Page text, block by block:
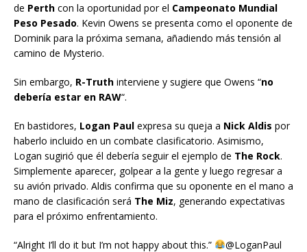
de Perth con la oportunidad por el Campeonato Mundial
Peso Pesado. Kevin Owens se presenta como el oponente de
Dominik para la próxima semana, añadiendo más tensión al
camino de Mysterio.
Sin embargo, R-Truth interviene y sugiere que Owens “no
debería estar en RAW“.
En bastidores, Logan Paul expresa su queja a Nick Aldis por
haberlo incluido en un combate clasificatorio. Asimismo,
Logan sugirió que él debería seguir el ejemplo de The Rock.
Simplemente aparecer, golpear a la gente y luego regresar a
su avión privado. Aldis confirma que su oponente en el mano a
mano de clasificación será The Miz, generando expectativas
para el próximo enfrentamiento.
“Alright I’ll do it but I’m not happy about this.”
@LoganPaul